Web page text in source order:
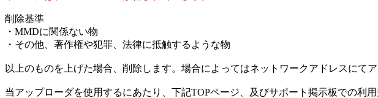
削除基準
・MMDに関係ない物
・その他、著作権や犯罪、法律に抵触するような物
以上のものを上げた場合、削除します。場合によってはネットワークアドレスにてア
当アップローダを使用するにあたり、下記TOPページ、及びサポート掲示板での利